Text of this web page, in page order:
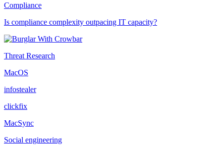
Compliance
Is compliance complexity outpacing IT capacity?
Threat Research
MacOS
infostealer
clickfix
MacSync
Social engineering